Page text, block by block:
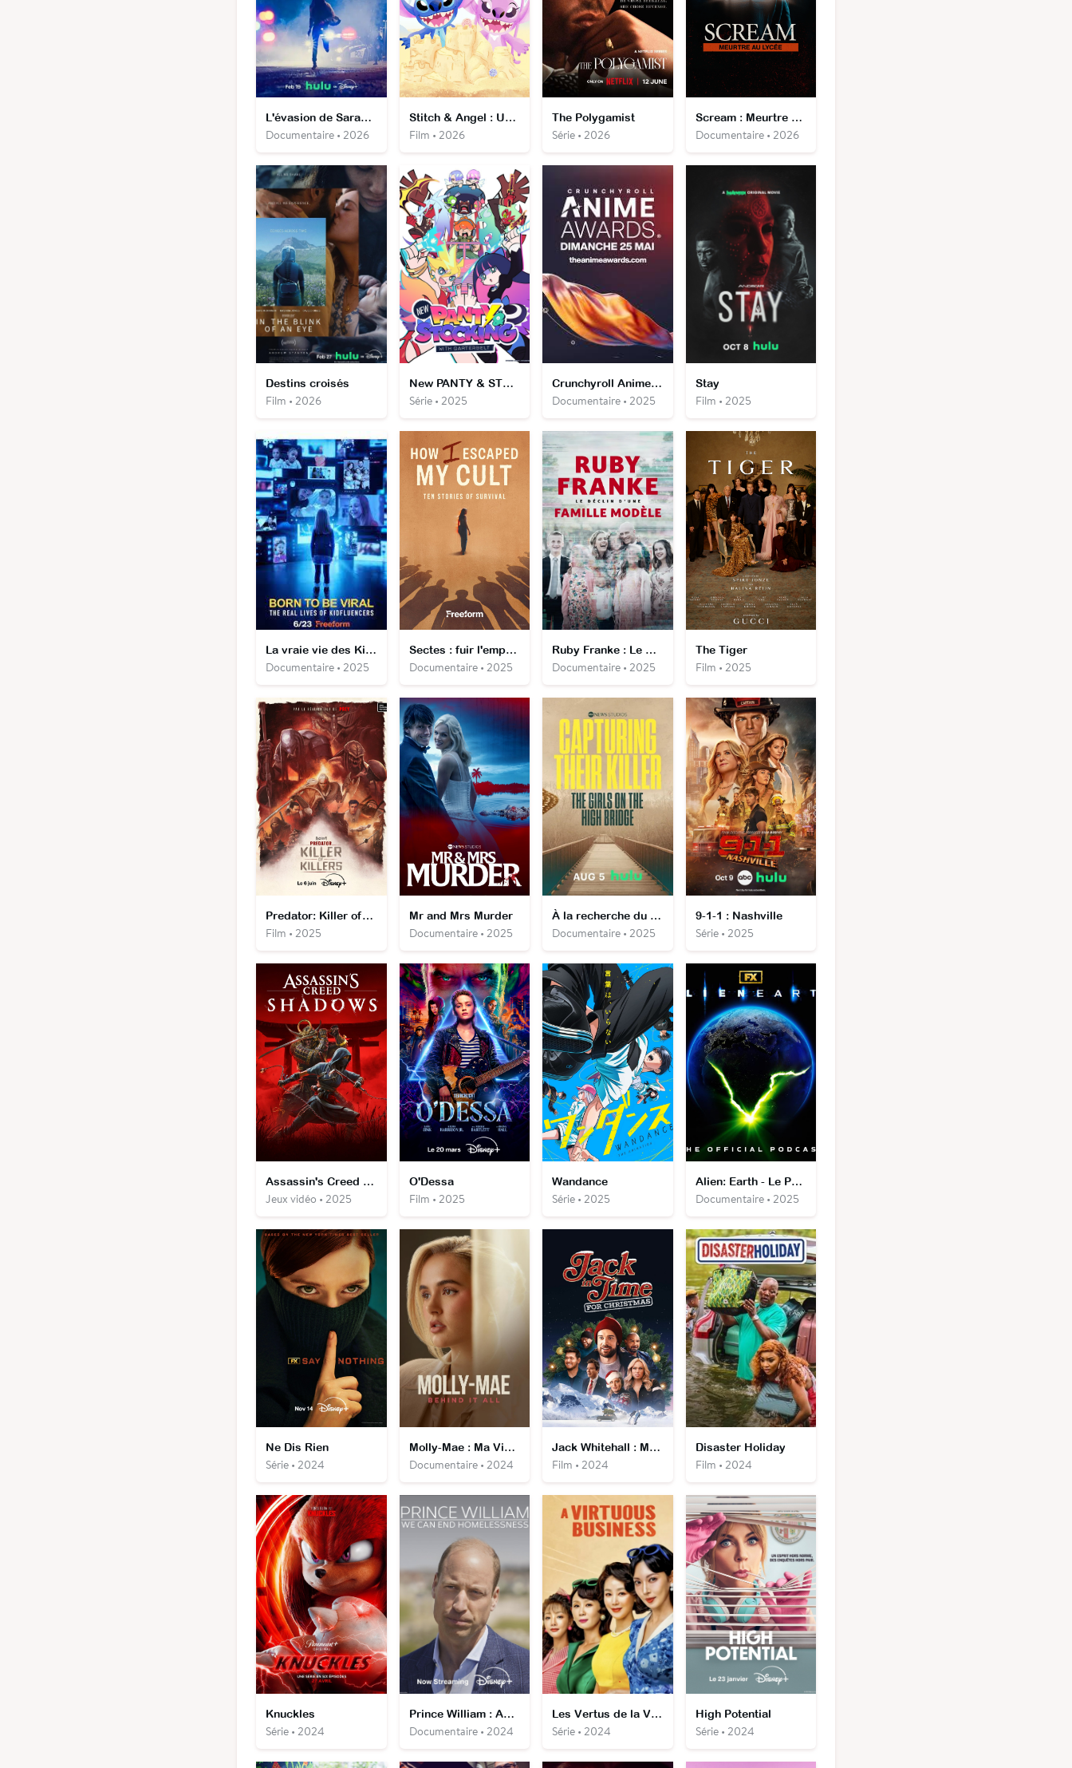
L'évasion de Sarah Jo Pender, la femme la plus recherchée des États-Unis
Documentaire • 2026
Stitch & Angel : Une journée d'été parfaite
Film • 2026
The Polygamist
Série • 2026
Scream : Meurtre au lycée
Documentaire • 2026
Destins croisés
Film • 2026
New PANTY & STOCKING with GARTERBELT
Série • 2025
Crunchyroll Anime Awards 2025 (9e Édition)
Documentaire • 2025
Stay
Film • 2025
La vraie vie des Kidfluencers
Documentaire • 2025
Sectes : fuir l'emprise
Documentaire • 2025
Ruby Franke : Le déclin d'une famille modèle
Documentaire • 2025
The Tiger
Film • 2025
Predator: Killer of Killers
Film • 2025
Mr and Mrs Murder
Documentaire • 2025
À la recherche du tueur : le marcheur du pont
Documentaire • 2025
9-1-1 : Nashville
Série • 2025
Assassin's Creed Shadows
Jeux vidéo • 2025
O'Dessa
Film • 2025
Wandance
Série • 2025
Alien: Earth - Le Podcast officiel
Documentaire • 2025
Ne Dis Rien
Série • 2024
Molly-Mae : Ma Vie Sans Filtre
Documentaire • 2024
Jack Whitehall : Mission Noël
Film • 2024
Disaster Holiday
Film • 2024
Knuckles
Série • 2024
Prince William : Aux côtés des sans-abris
Documentaire • 2024
Les Vertus de la Vente
Série • 2024
High Potential
Série • 2024